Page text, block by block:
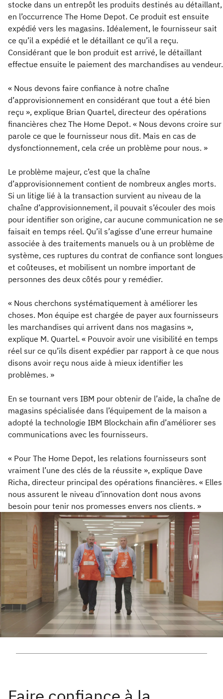
stocke dans un entrepôt les produits destinés au détaillant,
en l’occurrence The Home Depot. Ce produit est ensuite
expédié vers les magasins. Idéalement, le fournisseur sait
ce qu’il a expédié et le détaillant ce qu’il a reçu.
Considérant que le bon produit est arrivé, le détaillant
effectue ensuite le paiement des marchandises au vendeur.
« Nous devons faire confiance à notre chaîne
d’approvisionnement en considérant que tout a été bien
reçu », explique Brian Quartel, directeur des opérations
financières chez The Home Depot. « Nous devons croire sur
parole ce que le fournisseur nous dit. Mais en cas de
dysfonctionnement, cela crée un problème pour nous. »
Le problème majeur, c’est que la chaîne
d’approvisionnement contient de nombreux angles morts.
Si un litige lié à la transaction survient au niveau de la
chaîne d’approvisionnement, il pouvait s’écouler des mois
pour identifier son origine, car aucune communication ne se
faisait en temps réel. Qu’il s’agisse d’une erreur humaine
associée à des traitements manuels ou à un problème de
système, ces ruptures du contrat de confiance sont longues
et coûteuses, et mobilisent un nombre important de
personnes des deux côtés pour y remédier.
« Nous cherchons systématiquement à améliorer les
choses. Mon équipe est chargée de payer aux fournisseurs
les marchandises qui arrivent dans nos magasins »,
explique M. Quartel. « Pouvoir avoir une visibilité en temps
réel sur ce qu’ils disent expédier par rapport à ce que nous
disons avoir reçu nous aide à mieux identifier les
problèmes. »
En se tournant vers IBM pour obtenir de l’aide, la chaîne de
magasins spécialisée dans l’équipement de la maison a
adopté la technologie IBM Blockchain afin d’améliorer ses
communications avec les fournisseurs.
« Pour The Home Depot, les relations fournisseurs sont
vraiment l’une des clés de la réussite », explique Dave
Richa, directeur principal des opérations financières. « Elles
nous assurent le niveau d’innovation dont nous avons
besoin pour tenir nos promesses envers nos clients. »